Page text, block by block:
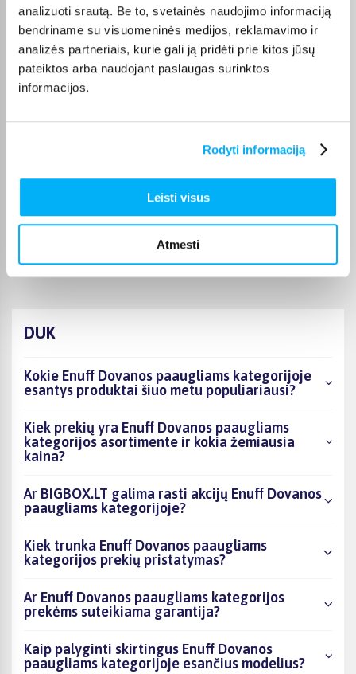
analizuoti srautą. Be to, svetainės naudojimo informaciją
bendriname su visuomeninės medijos, reklamavimo ir
analizės partneriais, kurie gali ją pridėti prie kitos jūsų
pateiktos arba naudojant paslaugas surinktos
informacijos.
Rodyti informaciją
Leisti visus
Atmesti
Eglė V.
Patvirtintas pirkėjas
Viskas puiku. Greitas pristatymas
Ričardas P.
DUK
Kokie Enuff Dovanos paaugliams kategorijoje
esantys produktai šiuo metu populiariausi?
Kiek prekių yra Enuff Dovanos paaugliams
kategorijos asortimente ir kokia žemiausia
kaina?
Ar BIGBOX.LT galima rasti akcijų Enuff Dovanos
paaugliams kategorijoje?
Kiek trunka Enuff Dovanos paaugliams
kategorijos prekių pristatymas?
Ar Enuff Dovanos paaugliams kategorijos
prekėms suteikiama garantija?
Kaip palyginti skirtingus Enuff Dovanos
paaugliams kategorijoje esančius modelius?